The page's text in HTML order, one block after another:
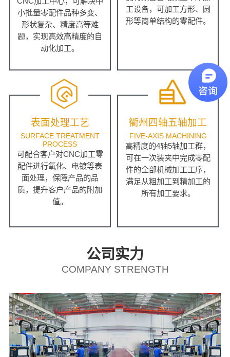
小批量零配件品种多变、
形状复杂、精度高等难
题，实现高效高精度的自
动化加工。
工设备，可加工方形、圆
形等简单结构的零配件。
表面处理工艺
SURFACE TREATMENT
PROCESS
可配合客户对CNC加工零
配件进行氧化、电镀等表
面处理，保障产品的品
质，提升客户产品的附加
值。
衢州四轴五轴加工
FIVE-AXIS MACHINING
高精度的4轴5轴加工群，
可在一次装夹中完成零配
件的全部机械加工工序，
满足从粗加工到精加工的
所有加工要求。
公司实力
COMPANY STRENGTH